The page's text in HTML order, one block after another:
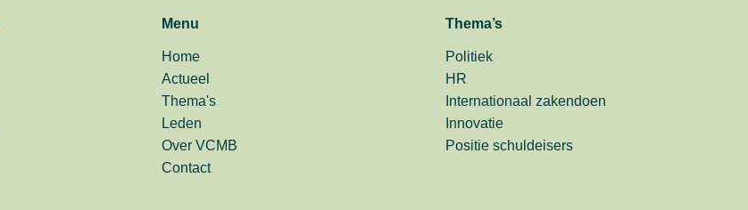
Menu
Home
Actueel
Thema's
Leden
Over VCMB
Contact
Thema’s
Politiek
HR
Internationaal zakendoen
Innovatie
Positie schuldeisers